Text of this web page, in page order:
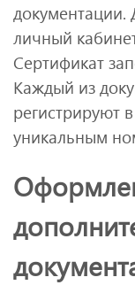
документации.
личный
Сертификат
Каждый из
регистрируют
уникальным